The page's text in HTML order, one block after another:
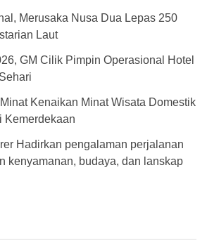
Merusaka Nusa Dua Lepas 250
Laut
GM Cilik Pimpin Operasional Hotel
Kenaikan Minat Wisata Domestik
Kemerdekaan
Hadirkan pengalaman perjalanan
kenyamanan, budaya, dan lanskap